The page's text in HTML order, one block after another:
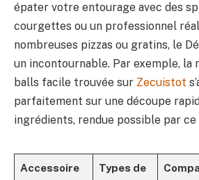
épater votre entourage avec des
courgettes ou un professionnel
nombreuses pizzas ou gratins, le
un incontournable. Par exemple, la
balls facile trouvée sur Zecuistot
parfaitement sur une découpe
ingrédients, rendue possible par ce
Accessoire
Types de